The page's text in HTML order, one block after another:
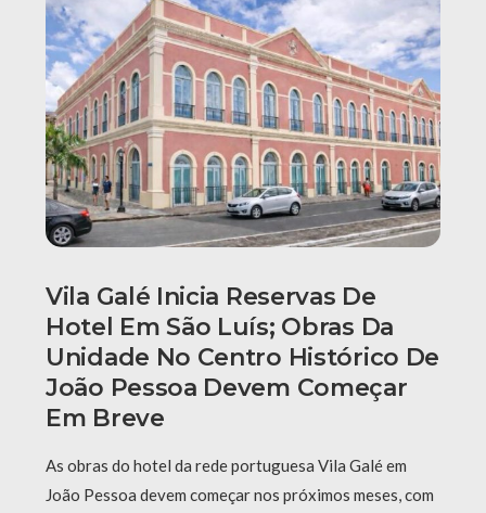
Vila Galé Inicia Reservas De
Hotel Em São Luís; Obras Da
Unidade No Centro Histórico De
João Pessoa Devem Começar
Em Breve
As obras do hotel da rede portuguesa Vila Galé em
João Pessoa devem começar nos próximos meses, com